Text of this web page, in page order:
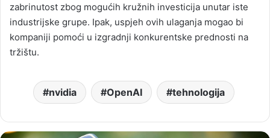
zabrinutost zbog mogućih kružnih investicija unutar iste
industrijske grupe. Ipak, uspjeh ovih ulaganja mogao bi
kompaniji pomoći u izgradnji konkurentske prednosti na
tržištu.
nvidia OpenAI tehnologija